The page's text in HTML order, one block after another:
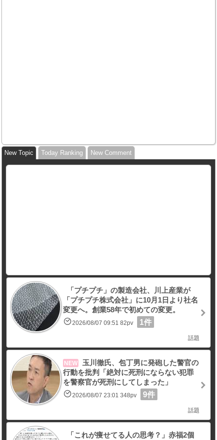
New Topic Today Ranking New Comment
「プチプチ」の製造会社、川上産業が
「プチプチ株式会社」に10月1日より社名
変更へ。創業58年で初めての変更。
2026/08/07 09:51 82pv 1件
話題
NEW
玉川徹氏、包丁男に発砲した警官の
行動を批判「絶対に死刑にならない犯罪
を警察官が死刑にしてしまった」
2026/08/07 23:01 348pv 9件
話題
「これが痩せてる人の思考？」赤福2個